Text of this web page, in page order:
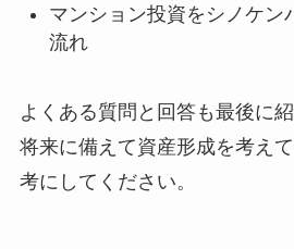
マンション投資をシノケン
流れ
よくある質問と回答も最後に
将来に備えて資産形成を考え
考にしてください。